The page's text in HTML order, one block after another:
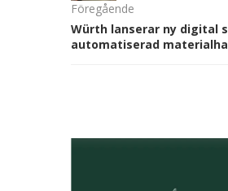
Föregående
Würth lanserar ny digital
automatiserad